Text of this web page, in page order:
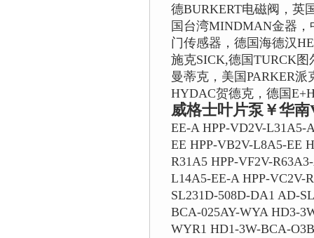
德BURKERT电磁阀，英
国台湾MINDMAN金器
门传感器，德国海德汉
施克SICK,德国TURCK
曼蒂克，美国PARKER
HYDAC贺德克，德国
威格士叶片泵￥华
EE-A HPP-VD2V-L31A5-
EE HPP-VB2V-L8A5-EE
R31A5 HPP-VF2V-
L14A5-EE-A HPP-VC2V-
SL231D-508D-DA1 AD-
BCA-025AY-WYA HD3-
WYR1 HD1-3W-BCA-